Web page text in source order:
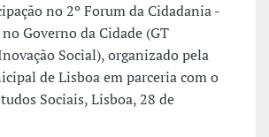
no 2º Forum da Cidadania -
Governo da Cidade (GT
Social), organizado pela
de Lisboa em parceria com o
Sociais, Lisboa, 28 de